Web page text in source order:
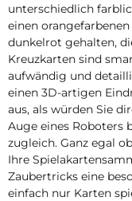
unterschiedlich
einen
dunkelrot gehalten,
Kreuzkarten sind
aufwändig und
einen 3D-artigen
aus, als würden Sie
Auge eines Roboters
zugleich. Ganz egal
Ihre
Zaubertricks eine
einfach nur Karten